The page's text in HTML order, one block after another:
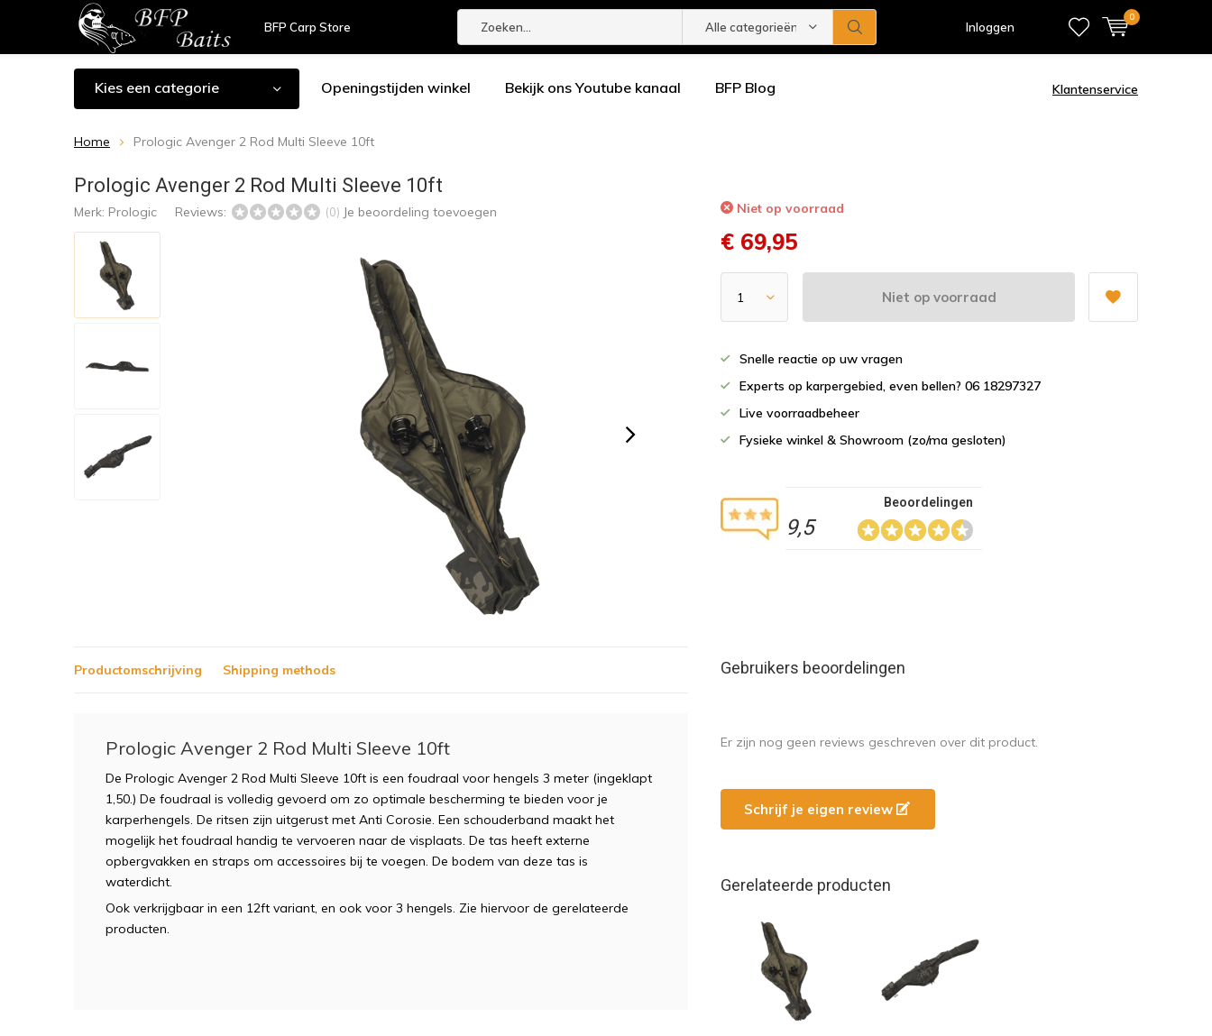
BFP Carp Store Alle categorieën Inloggen
0
Kies een categorie Openingstijden winkel Bekijk ons Youtube kanaal BFP Blog Klantenservice
Home Prologic Avenger 2 Rod Multi Sleeve 10ft
Prologic Avenger 2 Rod Multi Sleeve 10ft
Merk: Prologic Reviews: (0) Je beoordeling toevoegen Niet op voorraad
€ 69,95
Niet op voorraad
Snelle reactie op uw vragen
Experts op karpergebied, even bellen? 06 18297327
Live voorraadbeheer
Fysieke winkel & Showroom (zo/ma gesloten)
9,5
Beoordelingen
Productomschrijving Shipping methods
Prologic Avenger 2 Rod Multi Sleeve 10ft
De Prologic Avenger 2 Rod Multi Sleeve 10ft is een foudraal voor hengels 3 meter (ingeklapt
1,50.) De foudraal is volledig gevoerd om zo optimale bescherming te bieden voor je
karperhengels. De ritsen zijn uitgerust met Anti Corosie. Een schouderband maakt het
mogelijk het foudraal handig te vervoeren naar de visplaats. De tas heeft externe
opbergvakken en straps om accessoires bij te voegen. De bodem van deze tas is
waterdicht.
Ook verkrijgbaar in een 12ft variant, en ook voor 3 hengels. Zie hiervoor de gerelateerde
producten.
Gebruikers beoordelingen
Er zijn nog geen reviews geschreven over dit product.
Schrijf je eigen review
Gerelateerde producten